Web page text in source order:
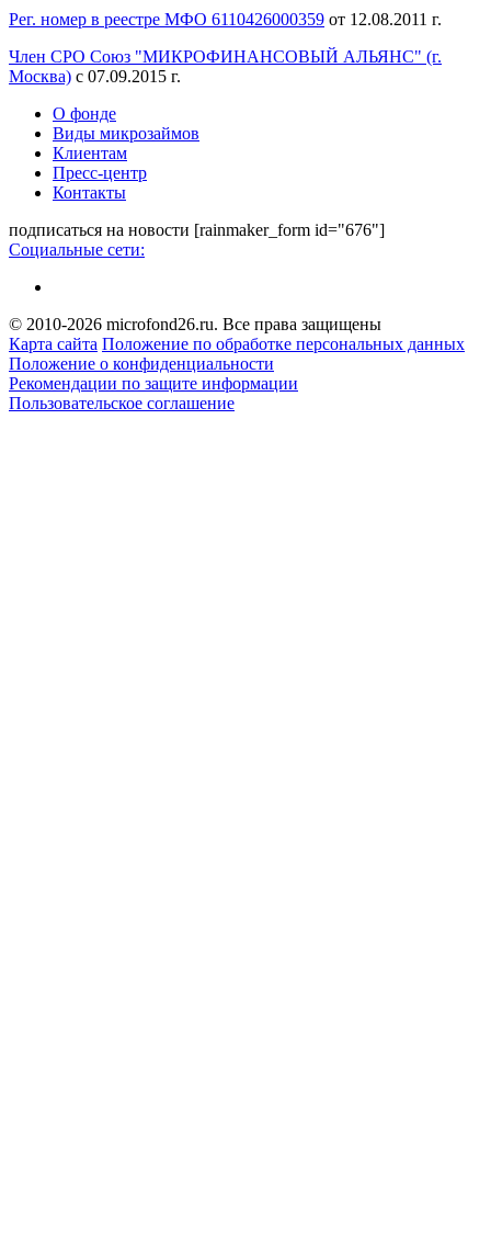
Рег. номер в реестре МФО 6110426000359 от 12.08.2011 г.
Член СРО Союз "МИКРОФИНАНСОВЫЙ АЛЬЯНС" (г.
Москва) с 07.09.2015 г.
О фонде
Виды микрозаймов
Клиентам
Пресс-центр
Контакты
подписаться на новости [rainmaker_form id="676"]
Социальные сети:
© 2010-2026 microfond26.ru. Все права защищены
Карта сайта Положение по обработке персональных данных
Положение о конфиденциальности
Рекомендации по защите информации
Пользовательское соглашение